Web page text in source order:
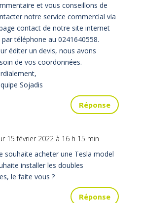
et vous conseillons de
notre service commercial via
contact de notre site internet
téléphone au 0241640558.
éditer un devis, nous avons
de vos coordonnées.
Sojadis
Réponse
15 février 2022 à 16 h 15 min
souhaite acheter une Tesla model
installer les doubles
le faite vous ?
Réponse